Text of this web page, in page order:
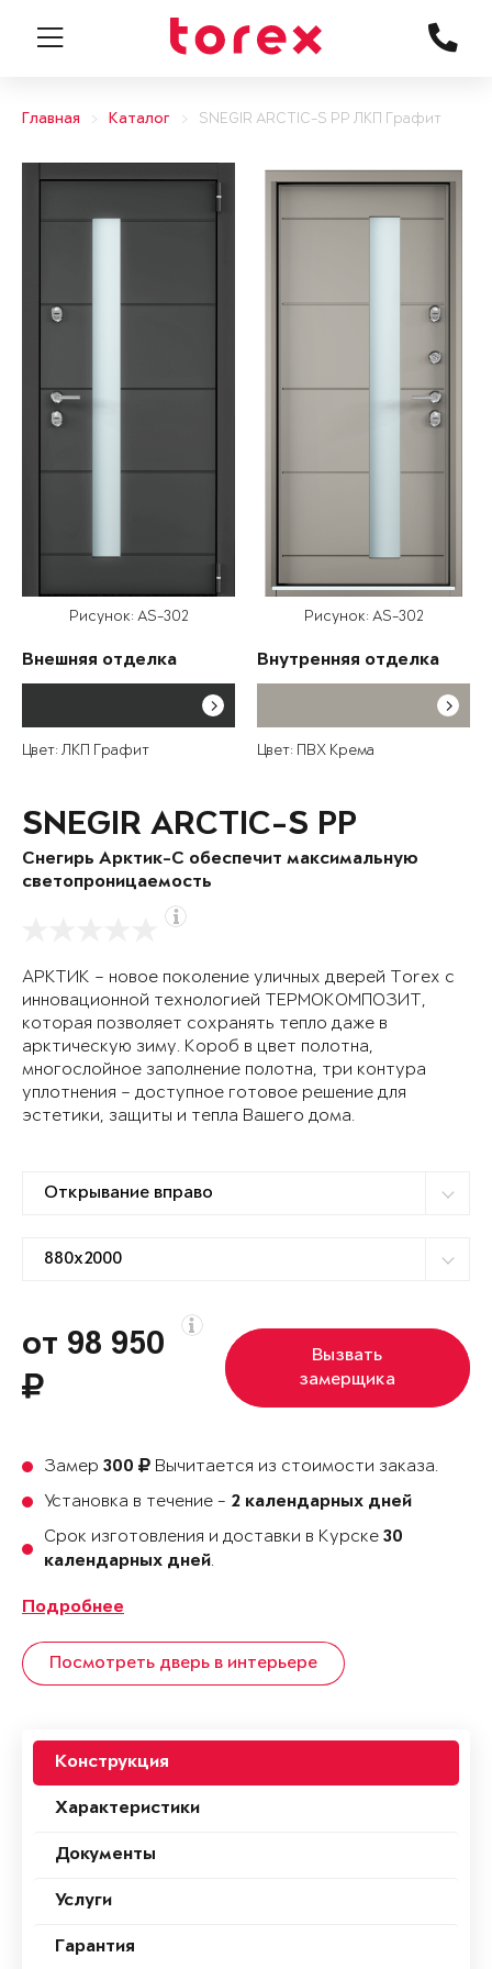
Главная Каталог SNEGIR ARCTIC-S PP ЛКП Графит
Рисунок: AS-302
Внешняя отделка
Цвет: ЛКП Графит
Рисунок: AS-302
Внутренняя отделка
Цвет: ПВХ Крема
SNEGIR ARCTIC-S PP
Снегирь Арктик-С обеспечит максимальную
светопроницаемость
АРКТИК – новое поколение уличных дверей Torex с
инновационной технологией ТЕРМОКОМПОЗИТ,
которая позволяет сохранять тепло даже в
арктическую зиму. Короб в цвет полотна,
многослойное заполнение полотна, три контура
уплотнения – доступное готовое решение для
эстетики, защиты и тепла Вашего дома.
от 98 950
Вызвать
замерщика
Замер 300
Вычитается из стоимости заказа.
Установка в течение - 2 календарных дней
Срок изготовления и доставки в Курске 30
календарных дней.
Подробнее
Посмотреть дверь в интерьере
Конструкция
Характеристики
Документы
Услуги
Гарантия